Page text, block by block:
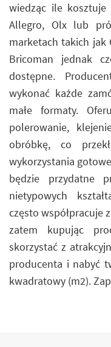
wiedząc ile
Allegro, Olx lub
marketach takich jak
Bricoman jednak
dostępne.
wykonać każde
małe formaty.
polerowanie,
obróbkę, co
wykorzystania
będzie przydatne
nietypowych
często współpracuje
zatem kupując
skorzystać z
producenta i nabyć
kwadratowy (m2).